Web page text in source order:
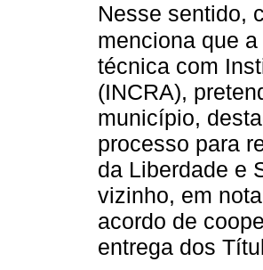
Nesse sentido,
menciona que
técnica com
(INCRA),
município,
processo para
da Liberdade e
vizinho, em
acordo de
entrega dos